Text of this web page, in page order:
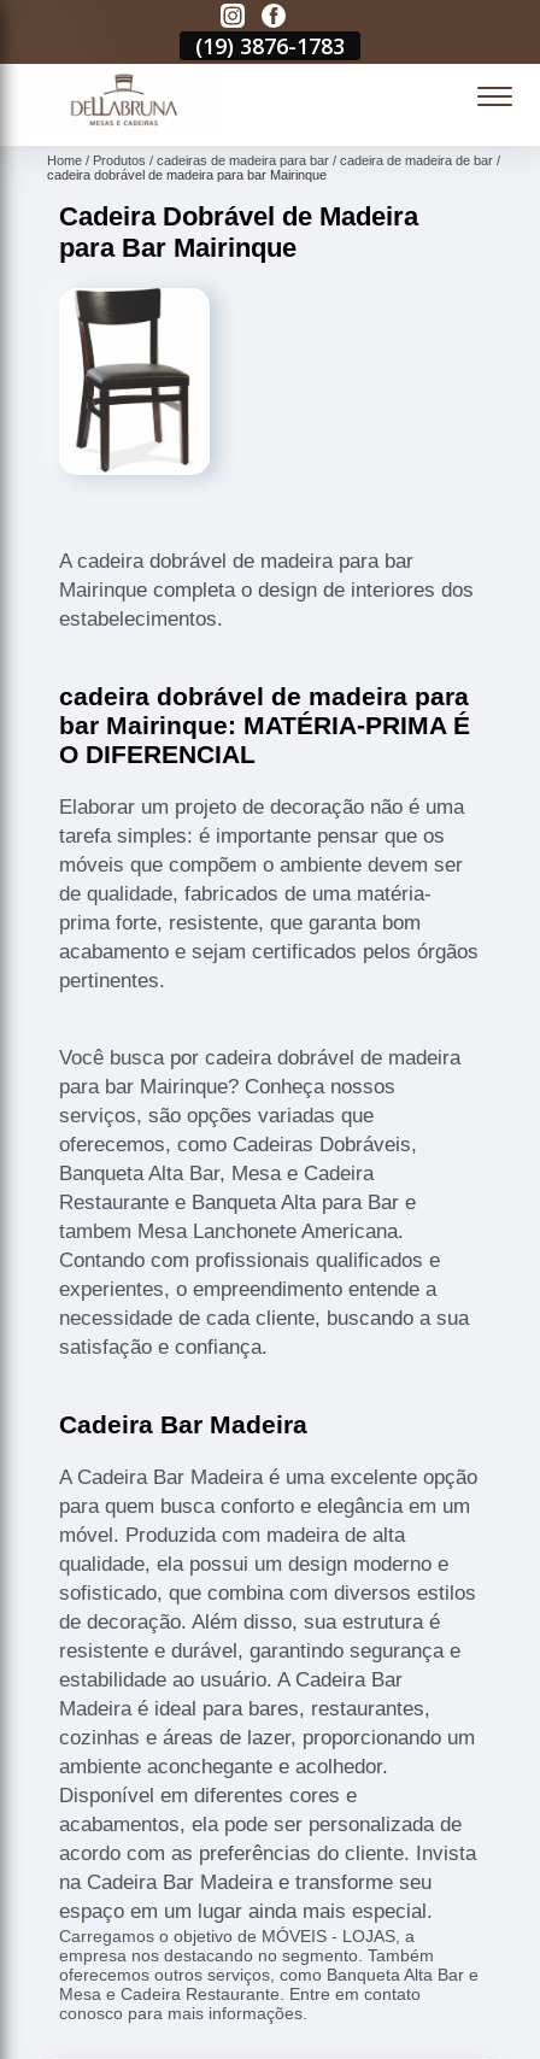
(19) 3876-1783
Home Produtos cadeiras de madeira para bar
cadeira de madeira de bar
cadeira dobrável de madeira para bar Mairinque
Cadeira Dobrável de Madeira
para Bar Mairinque
A cadeira dobrável de madeira para bar
Mairinque completa o design de interiores dos
estabelecimentos.
cadeira dobrável de madeira para
bar Mairinque: MATÉRIA-PRIMA É
O DIFERENCIAL
Elaborar um projeto de decoração não é uma
tarefa simples: é importante pensar que os
móveis que compõem o ambiente devem ser
de qualidade, fabricados de uma matéria-
prima forte, resistente, que garanta bom
acabamento e sejam certificados pelos órgãos
pertinentes.
Você busca por cadeira dobrável de madeira
para bar Mairinque? Conheça nossos
serviços, são opções variadas que
oferecemos, como Cadeiras Dobráveis,
Banqueta Alta Bar, Mesa e Cadeira
Restaurante e Banqueta Alta para Bar e
tambem Mesa Lanchonete Americana.
Contando com profissionais qualificados e
experientes, o empreendimento entende a
necessidade de cada cliente, buscando a sua
satisfação e confiança.
Cadeira Bar Madeira
A Cadeira Bar Madeira é uma excelente opção
para quem busca conforto e elegância em um
móvel. Produzida com madeira de alta
qualidade, ela possui um design moderno e
sofisticado, que combina com diversos estilos
de decoração. Além disso, sua estrutura é
resistente e durável, garantindo segurança e
estabilidade ao usuário. A Cadeira Bar
Madeira é ideal para bares, restaurantes,
cozinhas e áreas de lazer, proporcionando um
ambiente aconchegante e acolhedor.
Disponível em diferentes cores e
acabamentos, ela pode ser personalizada de
acordo com as preferências do cliente. Invista
na Cadeira Bar Madeira e transforme seu
espaço em um lugar ainda mais especial.
Carregamos o objetivo de MÓVEIS - LOJAS, a
empresa nos destacando no segmento. Também
oferecemos outros serviços, como Banqueta Alta Bar e
Mesa e Cadeira Restaurante. Entre em contato
conosco para mais informações.